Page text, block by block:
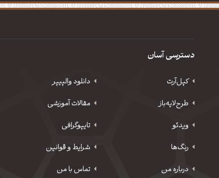
دسترسی آسان
کپل‌آرت دانلود‌ والپیپر
طرح‌لایه‌باز
مقالات آموزشی
ویدئو
‌تایپوگرافی
رنگ‌ها
شرایط و قوانین
درباره من
تماس با من